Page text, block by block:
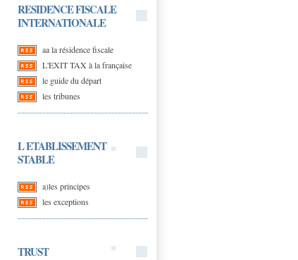
RESIDENCE FISCALE
INTERNATIONALE
aa la résidence fiscale
L'EXIT TAX à la française
le guide du départ
les tribunes
L ETABLISSEMENT
STABLE
a)les principes
les exceptions
TRUST